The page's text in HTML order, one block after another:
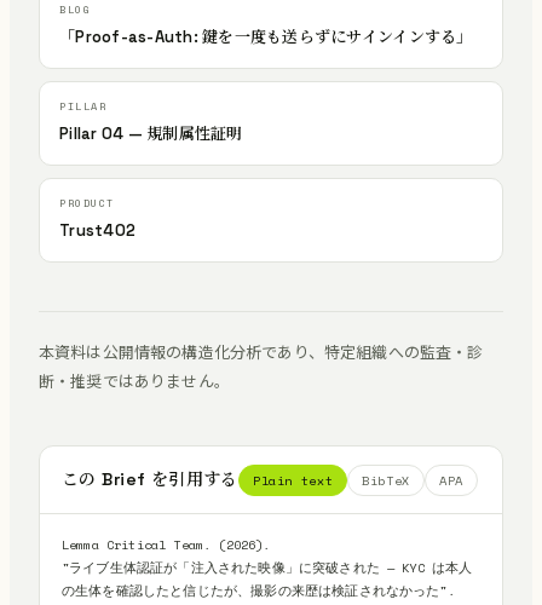
「Proof-as-Auth: 鍵を一度も送らずにサインインする」
Pillar 04 — 規制属性証明
Trust402
本資料は公開情報の構造化分析であり、特定組織への監査・診
断・推奨ではありません。
この Brief を引用する Plain text BibTeX APA
Lemma Critical Team. (2026).
"ライブ生体認証が「注入された映像」に突破された — KYC は本人
の生体を確認したと信じたが、撮影の来歴は検証されなかった".